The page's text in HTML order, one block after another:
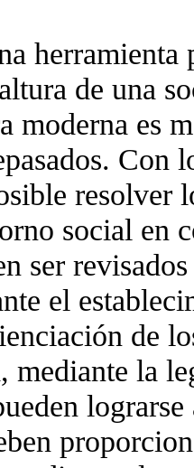
de una
moderna es
Con
resolver
social en
ser
el
de
mediante la